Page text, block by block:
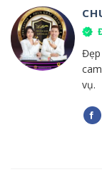
Đẹp
vụ.